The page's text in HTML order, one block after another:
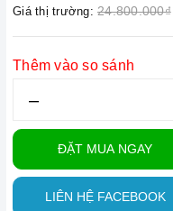
Giá thị trường: 24.800.000₫
Thêm vào so sánh
–
ĐẶT MUA NGAY
LIÊN HỆ FACEBOOK